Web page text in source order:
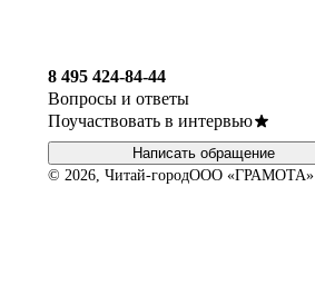
8 495 424-84-44
Вопросы и ответы
Поучаствовать в интервью
Написать обращение
© 2026, Читай-городООО «ГРАМОТА»